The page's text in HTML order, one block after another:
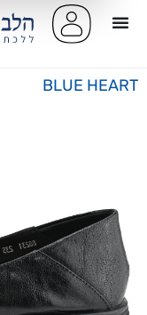
BLUE HEART